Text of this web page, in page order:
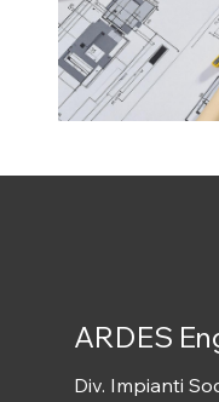
ARDES
Div. Impianti